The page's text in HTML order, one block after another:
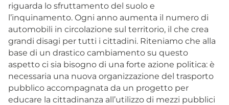
riguarda lo sfruttamento del suolo e
l’inquinamento. Ogni anno aumenta il numero di
automobili in circolazione sul territorio, il che crea
grandi disagi per tutti i cittadini. Riteniamo che alla
base di un drastico cambiamento su questo
aspetto ci sia bisogno di una forte azione politica: è
necessaria una nuova organizzazione del trasporto
pubblico accompagnata da un progetto per
educare la cittadinanza all’utilizzo di mezzi pubblici